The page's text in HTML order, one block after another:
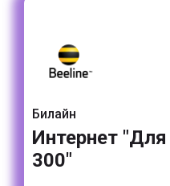
Билайн
Интернет
300"